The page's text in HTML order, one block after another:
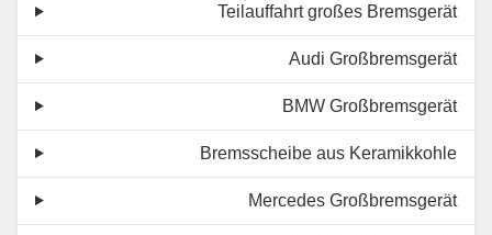
Teilauffahrt großes Bremsgerät
Audi Großbremsgerät
BMW Großbremsgerät
Bremsscheibe aus Keramikkohle
Mercedes Großbremsgerät